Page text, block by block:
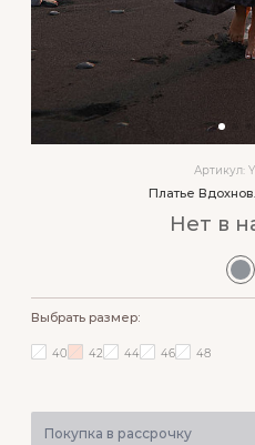
Артикул:
Платье
Нет в
Выбрать размер:
40 42 44 46 48
Покупка в рассрочку